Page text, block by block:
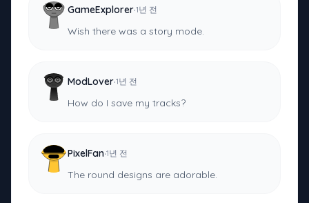
GameExplorer·1년 전
Wish there was a story mode.
ModLover·1년 전
How do I save my tracks?
PixelFan·1년 전
The round designs are adorable.